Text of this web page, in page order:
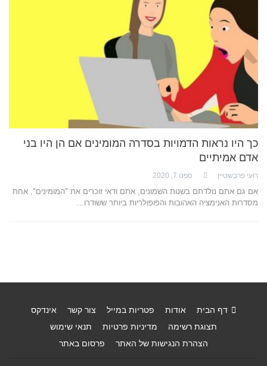
כך היו נראות הדמויות בסדרה המומינים אם הן היו בני
אדם אמיתיים
רועי פרבשטיין ספט 7, 2020
אם גם אתם נולדתם בשנות השמונים, אתם ודאי זוכרים את "המומינים", אחת
מסדרות האנימציה האהובות והפופולריות ביותר ששודרו…
דף הבית אודות פטריות במייל צור קשר
אינדקס
תצוגת רשימה
מדיניות פרטיות
תנאי שימוש
הצהרת הנגישות של האתר
פרסום באתר